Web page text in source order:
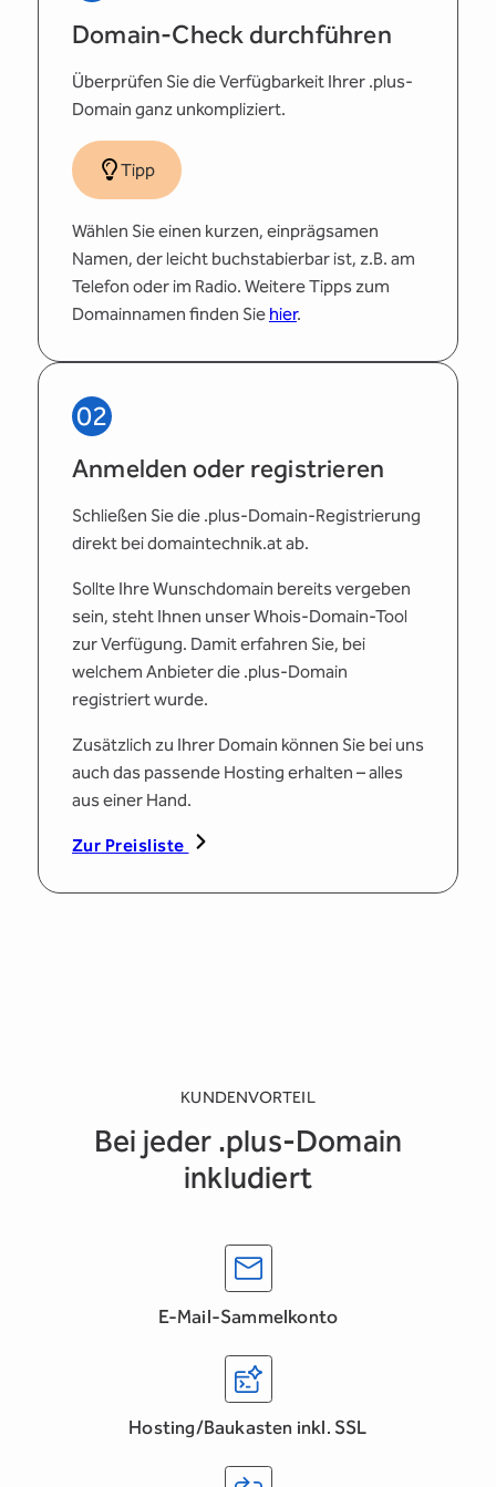
Domain-Check durchführen
Überprüfen Sie die Verfügbarkeit Ihrer .plus-
Domain ganz unkompliziert.
Tipp
Wählen Sie einen kurzen, einprägsamen
Namen, der leicht buchstabierbar ist, z.B. am
Telefon oder im Radio. Weitere Tipps zum
Domainnamen finden Sie hier.
02
Anmelden oder registrieren
Schließen Sie die .plus-Domain-Registrierung
direkt bei domaintechnik.at ab.
Sollte Ihre Wunschdomain bereits vergeben
sein, steht Ihnen unser Whois-Domain-Tool
zur Verfügung. Damit erfahren Sie, bei
welchem Anbieter die .plus-Domain
registriert wurde.
Zusätzlich zu Ihrer Domain können Sie bei uns
auch das passende Hosting erhalten – alles
aus einer Hand.
Zur Preisliste
KUNDENVORTEIL
Bei jeder .plus-Domain
inkludiert
E-Mail-Sammelkonto
Hosting/Baukasten inkl. SSL